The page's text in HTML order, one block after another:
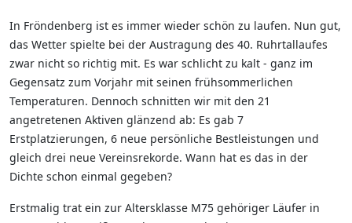
In Fröndenberg ist es immer wieder schön zu laufen. Nun gut,
das Wetter spielte bei der Austragung des 40. Ruhrtallaufes
zwar nicht so richtig mit. Es war schlicht zu kalt - ganz im
Gegensatz zum Vorjahr mit seinen frühsommerlichen
Temperaturen. Dennoch schnitten wir mit den 21
angetretenen Aktiven glänzend ab: Es gab 7
Erstplatzierungen, 6 neue persönliche Bestleistungen und
gleich drei neue Vereinsrekorde. Wann hat es das in der
Dichte schon einmal gegeben?
Erstmalig trat ein zur Altersklasse M75 gehöriger Läufer in